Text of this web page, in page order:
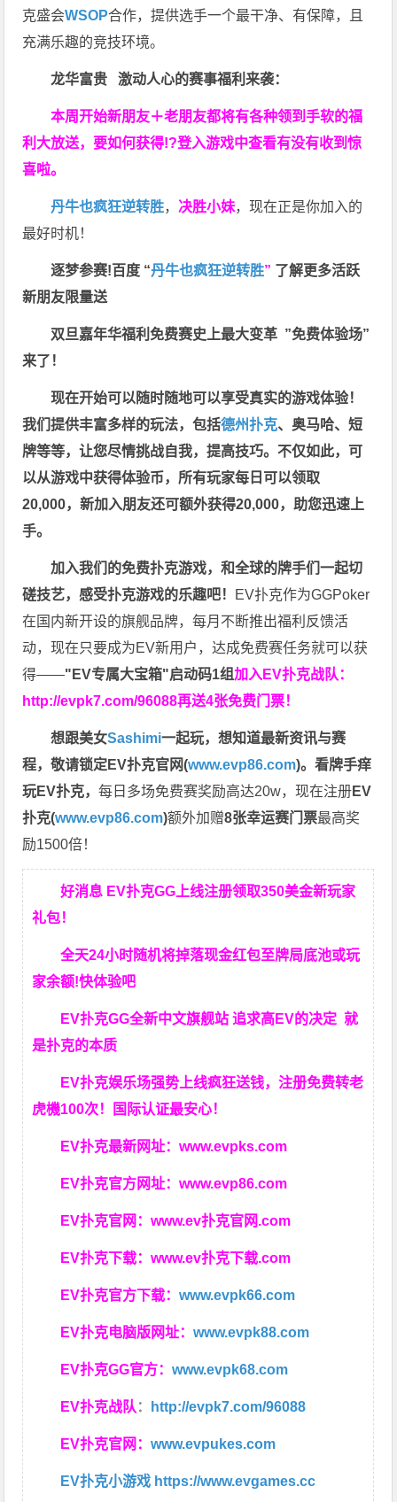
克盛会WSOP合作，提供选手一个最干净、有保障，且
充满乐趣的竞技环境。
龙华富贵 激动人心的赛事福利来袭：
本周开始新朋友＋老朋友都将有各种领到手软的福
利大放送，要如何获得!?登入游戏中查看有没有收到惊
喜啦。
丹牛也疯狂逆转胜， 决胜小妹，现在正是你加入的
最好时机！
逐梦参赛!百度 “丹牛也疯狂逆转胜” 了解更多活跃
新朋友限量送
双旦嘉年华福利免费赛史上最大变革 ”免费体验场”
来了！
现在开始可以随时随地可以享受真实的游戏体验！
我们提供丰富多样的玩法，包括德州扑克、奥马哈、短
牌等等，让您尽情挑战自我，提高技巧。不仅如此， 可
以从游戏中获得体验币，所有玩家每日可以领取
20,000，新加入朋友还可额外获得20,000，助您迅速上
手。
加入我们的免费扑克游戏，和全球的牌手们一起切
磋技艺，感受扑克游戏的乐趣吧！ EV扑克作为GGPoker
在国内新开设的旗舰品牌，每月不断推出福利反馈活
动，现在只要成为EV新用户，达成免费赛任务就可以获
得——"EV专属大宝箱"启动码1组加入EV扑克战队：
http://evpk7.com/96088再送4张免费门票！
想跟美女Sashimi一起玩，想知道最新资讯与赛
程，敬请锁定EV扑克官网(www.evp86.com)。看牌手痒
玩EV扑克，每日多场免费赛奖励高达20w，现在注册EV
扑克(www.evp86.com)额外加赠8张幸运赛门票最高奖
励1500倍！
好消息 EV扑克GG上线注册领取350美金新玩家
礼包！
全天24小时随机将掉落现金红包至牌局底池或玩
家余额!快体验吧
EV扑克GG全新中文旗舰站 追求高EV的决定就
是扑克的本质
EV扑克娱乐场强势上线疯狂送钱，注册免费转老
虎機100次！国际认证最安心！
EV扑克最新网址：www.evpks.com
EV扑克官方网址：www.evp86.com
EV扑克官网：www.ev扑克官网.com
EV扑克下载：www.ev扑克下载.com
EV扑克官方下载：www.evpk66.com
EV扑克电脑版网址：www.evpk88.com
EV扑克GG官方：www.evpk68.com
EV扑克战队 ： http://evpk7.com/96088
EV扑克官网：www.evpukes.com
EV扑克小游戏 https://www.evgames.cc